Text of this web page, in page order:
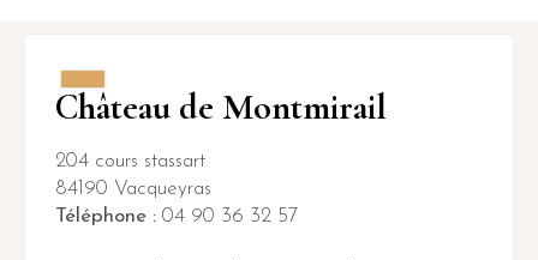
Château de Montmirail
204 cours stassart
84190 Vacqueyras
Téléphone : 04 90 36 32 57